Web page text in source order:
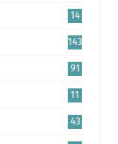
14
143
91
11
43